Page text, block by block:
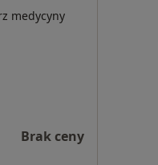
medycyny
Brak ceny